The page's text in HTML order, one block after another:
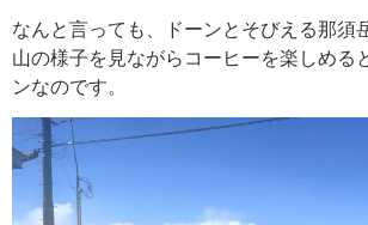
なんと言っても、ドーンとそびえる那須
山の様子を見ながらコーヒーを楽しめる
ンなのです。